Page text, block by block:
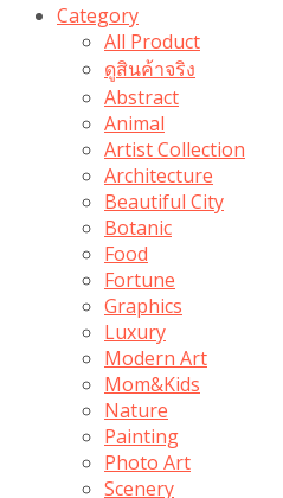
Category
All Product
ดูสินค้าจริง
Abstract
Animal
Artist Collection
Architecture
Beautiful City
Botanic
Food
Fortune
Graphics
Luxury
Modern Art
Mom&Kids
Nature
Painting
Photo Art
Scenery